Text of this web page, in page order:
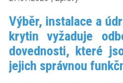
ProfiMag
Kontakt
Výběr, instalace a
krytin vyžaduje
dovednosti, které
jejich správnou